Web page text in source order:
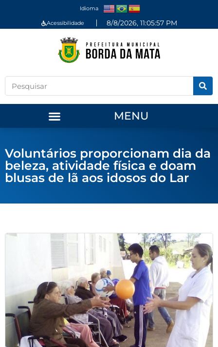
Idioma
Acessibilidade 8/8/2026, 11:05:58 PM
MENU
Voluntários proporcionam dia da
beleza, atividade física e doam
blusas de lã aos idosos do Lar